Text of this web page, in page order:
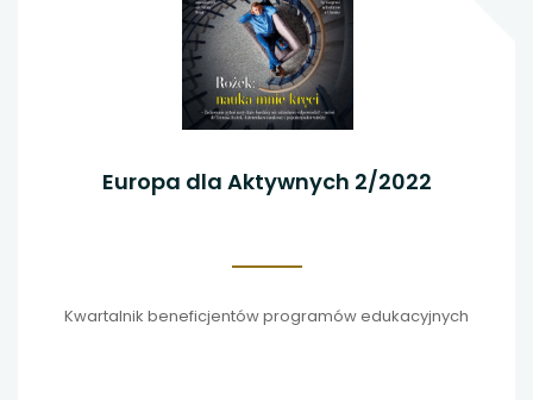
Europa dla Aktywnych 2/2022
Kwartalnik beneficjentów programów edukacyjnych